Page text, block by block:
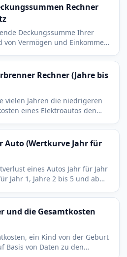
Rechner
Deckungssumme Ihrer
Vermögen und Einkommen.
Rechner (Jahre bis
vielen Jahren die niedrigeren
eines Elektroautos den
Auto (Wertkurve Jahr für
eines Autos Jahr für Jahr
Jahr 1, Jahre 2 bis 5 und ab
und die Gesamtkosten
ein Kind von der Geburt
Basis von Daten zu den